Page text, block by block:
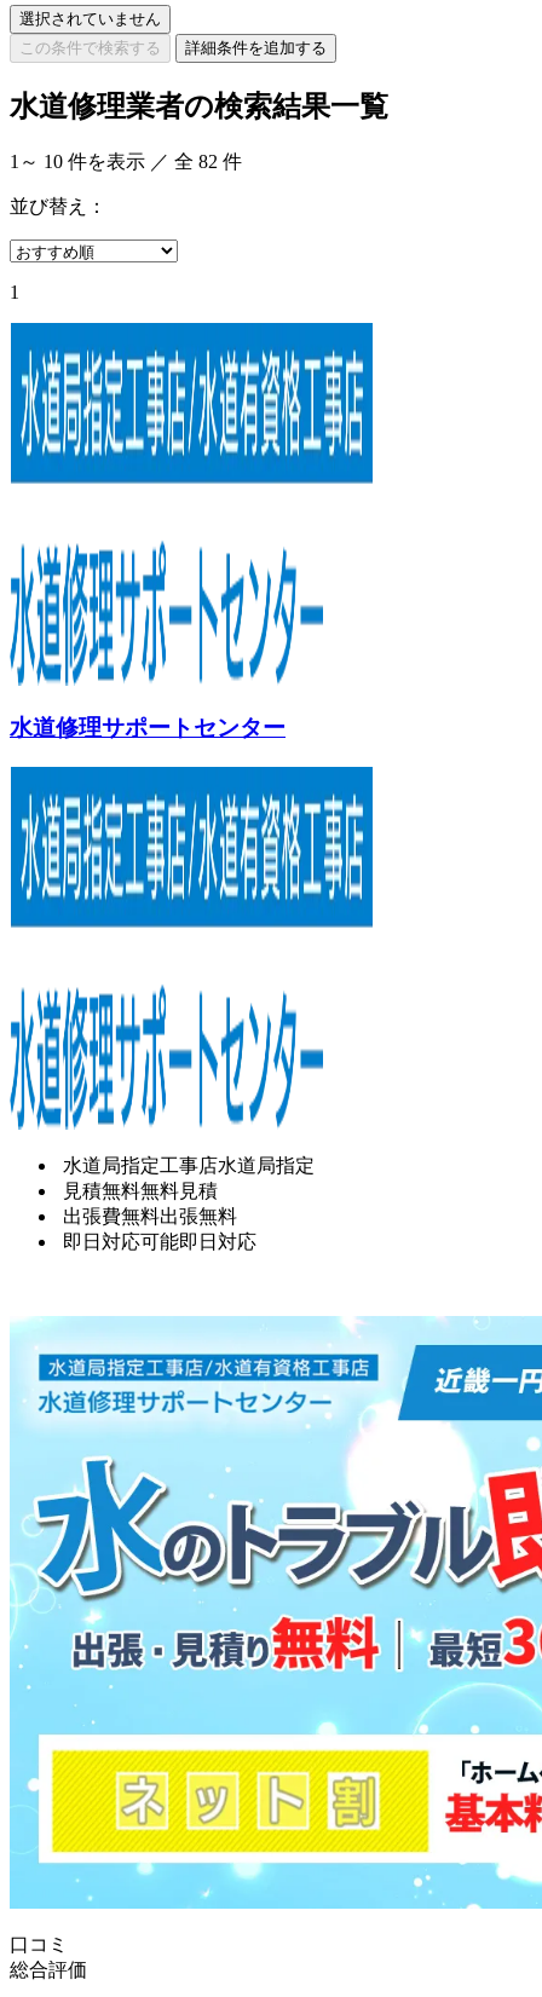
選択されていません
この条件で検索する
詳細条件を追加する
水道修理業者の検索結果一覧
1 ～ 10 件を表示 ／ 全 82 件
並び替え：
1
水道修理サポートセンター
水道局指定工事店水道局指定
見積無料無料見積
出張費無料出張無料
即日対応可能即日対応
口コミ
総合評価